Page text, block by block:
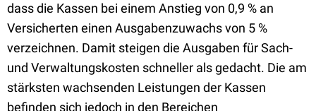
dass die Kassen bei einem Anstieg von 0,9 % an
Versicherten einen Ausgabenzuwachs von 5 %
verzeichnen. Damit steigen die Ausgaben für Sach-
und Verwaltungskosten schneller als gedacht. Die am
stärksten wachsenden Leistungen der Kassen
befinden sich jedoch in den Bereichen